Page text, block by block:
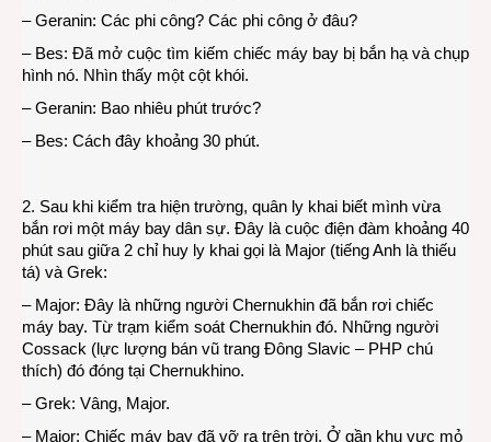
– Geranin: Các phi công? Các phi công ở đâu?
– Bes: Đã mở cuộc tìm kiếm chiếc máy bay bị bắn hạ và chụp
hình nó. Nhìn thấy một cột khói.
– Geranin: Bao nhiêu phút trước?
– Bes: Cách đây khoảng 30 phút.
2. Sau khi kiểm tra hiện trường, quân ly khai biết mình vừa
bắn rơi một máy bay dân sự. Đây là cuộc điện đàm khoảng 40
phút sau giữa 2 chỉ huy ly khai gọi là Major (tiếng Anh là thiếu
tá) và Grek:
– Major: Đây là những người Chernukhin đã bắn rơi chiếc
máy bay. Từ trạm kiểm soát Chernukhin đó. Những người
Cossack (lực lượng bán vũ trang Đông Slavic – PHP chú
thích) đó đóng tại Chernukhino.
– Grek: Vâng, Major.
– Major: Chiếc máy bay đã vỡ ra trên trời. Ở gần khu vực mỏ